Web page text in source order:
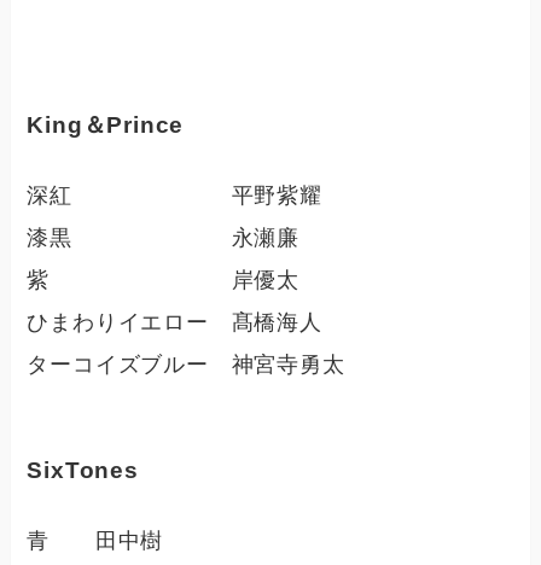
King＆Prince
深紅 平野紫耀
漆黒 永瀬廉
紫 岸優太
ひまわりイエロー 髙橋海人
ターコイズブルー 神宮寺勇太
SixTones
青 田中樹